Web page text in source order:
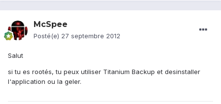
McSpee
Posté(e) 27 septembre 2012
Salut
si tu es rootés, tu peux utiliser Titanium Backup et desinstaller
l'application ou la geler.